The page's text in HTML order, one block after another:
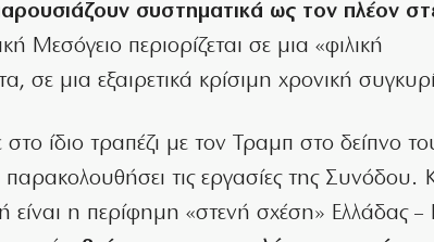
συστηματικά ως τον πλέον
Μεσόγειο περιορίζεται σε μια «φιλική
σε μια εξαιρετικά κρίσιμη χρονική
ίδιο τραπέζι με τον Τραμπ στο δείπνο
τις εργασίες της Συνόδου.
είναι η περίφημη «στενή σχέση» Ελλάδας